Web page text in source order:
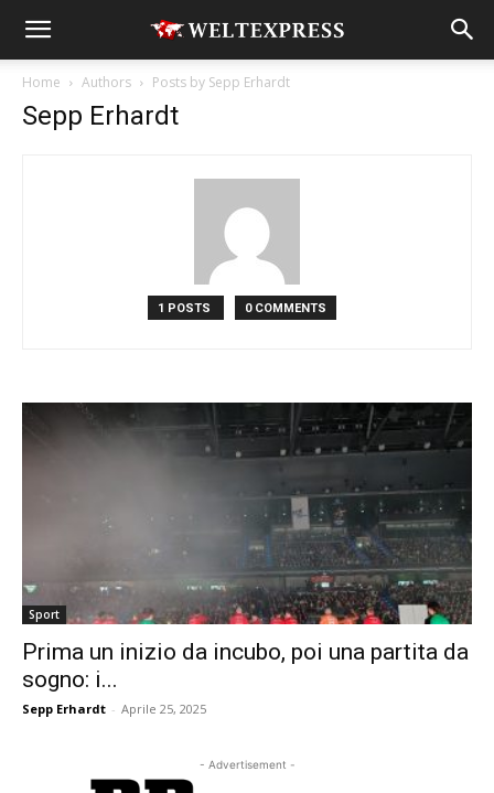
Home Authors Posts by Sepp Erhardt
Sepp Erhardt
1 POSTS 0 COMMENTS
Sport
Prima un inizio da incubo, poi una partita da
sogno: i...
Sepp Erhardt - Aprile 25, 2025
- Advertisement -